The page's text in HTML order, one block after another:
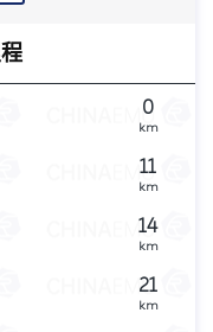
0
km
11
km
14
km
21
km